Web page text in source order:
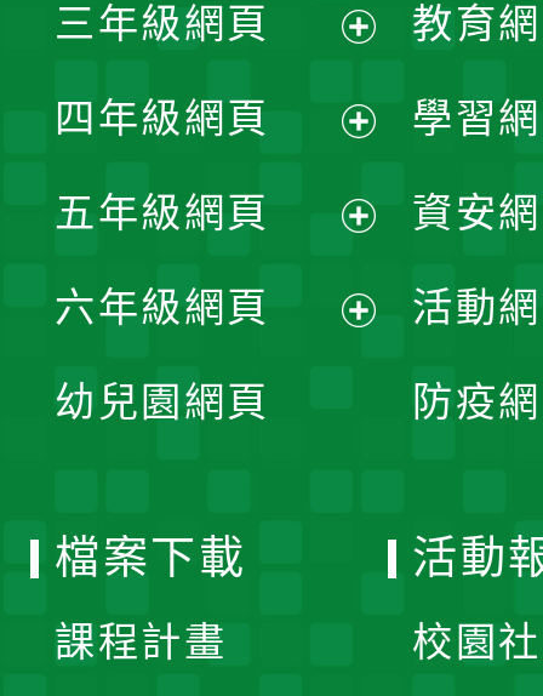
選
單
開
選
單
三年級網頁
開
選
單
四年級網頁
開
選
五年級網頁
開
六年級網頁
幼兒園網頁
教育
學習
資安
活動
防疫
檔案下載
課程計畫
活動
校園